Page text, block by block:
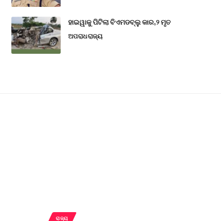
ହାଇୱାକୁ ପିଟିଲା ବିଏମଡବ୍ଲୁ କାର,୨ ମୃତ
ଅପରାଧରାଜ୍ୟ
ରାଜ୍ୟ